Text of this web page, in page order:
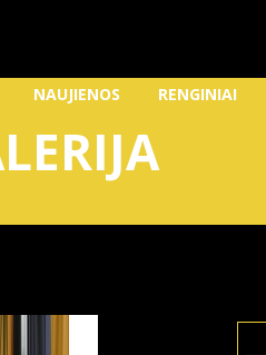
NAUJIENOS RENGINIAI